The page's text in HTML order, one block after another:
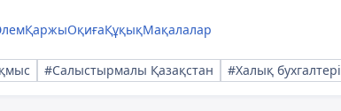
ҚаржыОқиғаҚұқықМақалалар
#Салыстырмалы Қазақстан #Халық бухгалтері